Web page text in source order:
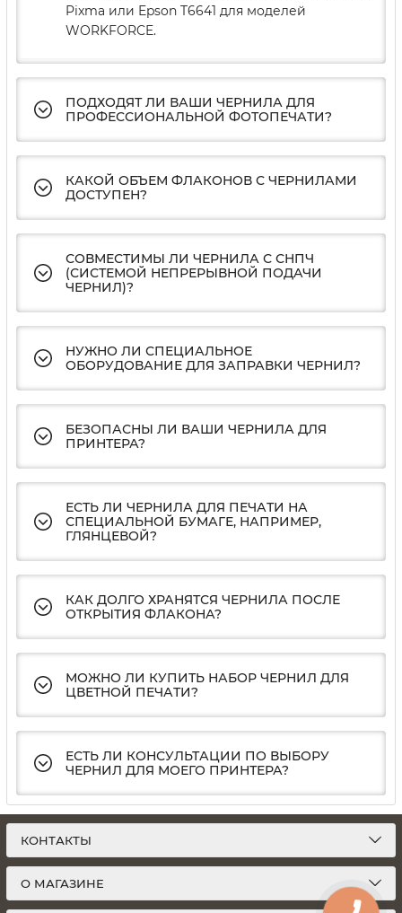
Pixma или Epson T6641 для моделей
WORKFORCE.
ПОДХОДЯТ ЛИ ВАШИ ЧЕРНИЛА ДЛЯ
ПРОФЕССИОНАЛЬНОЙ ФОТОПЕЧАТИ?
КАКОЙ ОБЪЕМ ФЛАКОНОВ С ЧЕРНИЛАМИ
ДОСТУПЕН?
СОВМЕСТИМЫ ЛИ ЧЕРНИЛА С СНПЧ
(СИСТЕМОЙ НЕПРЕРЫВНОЙ ПОДАЧИ
ЧЕРНИЛ)?
НУЖНО ЛИ СПЕЦИАЛЬНОЕ
ОБОРУДОВАНИЕ ДЛЯ ЗАПРАВКИ ЧЕРНИЛ?
БЕЗОПАСНЫ ЛИ ВАШИ ЧЕРНИЛА ДЛЯ
ПРИНТЕРА?
ЕСТЬ ЛИ ЧЕРНИЛА ДЛЯ ПЕЧАТИ НА
СПЕЦИАЛЬНОЙ БУМАГЕ, НАПРИМЕР,
ГЛЯНЦЕВОЙ?
КАК ДОЛГО ХРАНЯТСЯ ЧЕРНИЛА ПОСЛЕ
ОТКРЫТИЯ ФЛАКОНА?
МОЖНО ЛИ КУПИТЬ НАБОР ЧЕРНИЛ ДЛЯ
ЦВЕТНОЙ ПЕЧАТИ?
ЕСТЬ ЛИ КОНСУЛЬТАЦИИ ПО ВЫБОРУ
ЧЕРНИЛ ДЛЯ МОЕГО ПРИНТЕРА?
КОНТАКТЫ
О МАГАЗИНЕ